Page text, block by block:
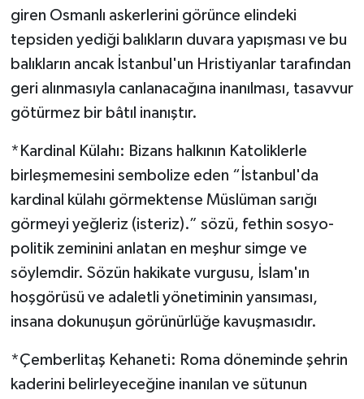
giren Osmanlı askerlerini görünce elindeki
tepsiden yediği balıkların duvara yapışması ve bu
balıkların ancak İstanbul'un Hristiyanlar tarafından
geri alınmasıyla canlanacağına inanılması, tasavvur
götürmez bir bâtıl inanıştır.
*Kardinal Külahı: Bizans halkının Katoliklerle
birleşmemesini sembolize eden “İstanbul'da
kardinal külahı görmektense Müslüman sarığı
görmeyi yeğleriz (isteriz).” sözü, fethin sosyo-
politik zeminini anlatan en meşhur simge ve
söylemdir. Sözün hakikate vurgusu, İslam'ın
hoşgörüsü ve adaletli yönetiminin yansıması,
insana dokunuşun görünürlüğe kavuşmasıdır.
*Çemberlitaş Kehaneti: Roma döneminde şehrin
kaderini belirleyeceğine inanılan ve sütunun